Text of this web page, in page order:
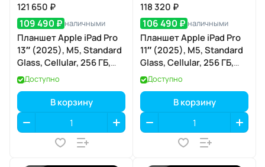
121 650 ₽
109 490 ₽ наличными
Планшет Apple iPad Pro
13″ (2025), M5, Standard
Glass, Cellular, 256 ГБ,
Space Black (тёмная
ночь)
Доступно
В корзину
118 320 ₽
106 490 ₽ наличными
Планшет Apple iPad Pro
11″ (2025), M5, Standard
Glass, Cellular, 256 ГБ,
Silver (серебристый)
Доступно
В корзину